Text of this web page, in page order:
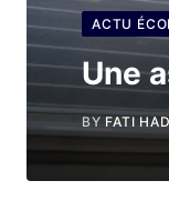
ACTU
Une
BYFATI